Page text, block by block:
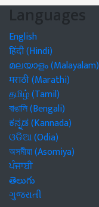
Languages
English
हिंदी (Hindi)
മലയാളം (Malayalam)
मराठी (Marathi)
தமிழ் (Tamil)
বাঙালি (Bengali)
ಕನ್ನಡ (Kannada)
ଓଡିଆ (Odia)
অসমীয়া (Asomiya)
ਪੰਜਾਬੀ
తెలుగు
ગુજરાતી